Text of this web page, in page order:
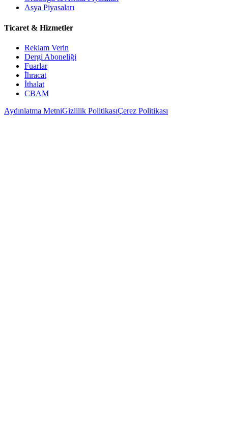
Asya Piyasaları
Ticaret & Hizmetler
Reklam Verin
Dergi Aboneliği
Fuarlar
İhracat
İthalat
CBAM
Aydınlatma MetniGizlilik PolitikasıÇerez Politikası